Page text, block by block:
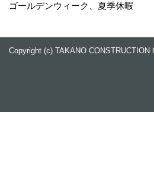
ゴールデンウィーク、夏季休暇
Copyright (c) TAKANO CONSTRUCTION